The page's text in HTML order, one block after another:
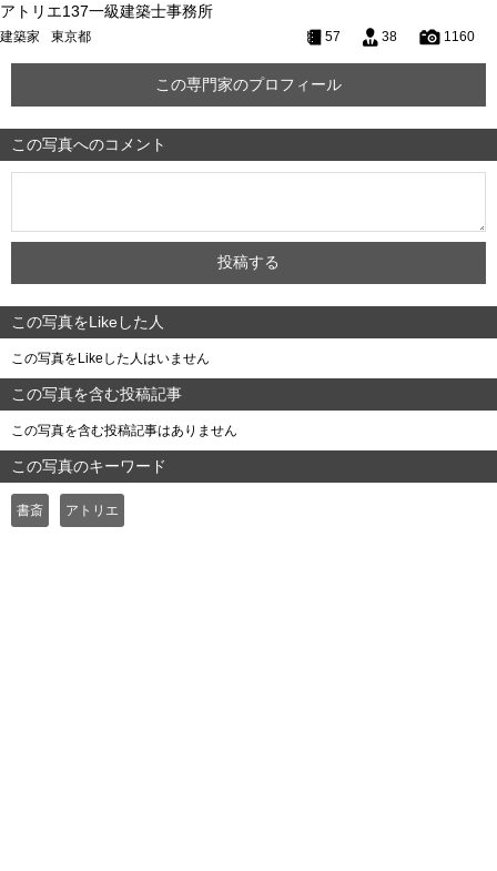
アトリエ137一級建築士事務所
建築家 東京都 57 38 1160
この専門家のプロフィール
この写真へのコメント
この写真をLikeした人
この写真をLikeした人はいません
この写真を含む投稿記事
この写真を含む投稿記事はありません
この写真のキーワード
書斎 アトリエ